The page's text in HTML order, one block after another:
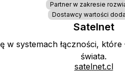
Partner w zakresie
Dostawcy wartości
Satelnet
w systemach łączności,
świata.
satelnet.cl